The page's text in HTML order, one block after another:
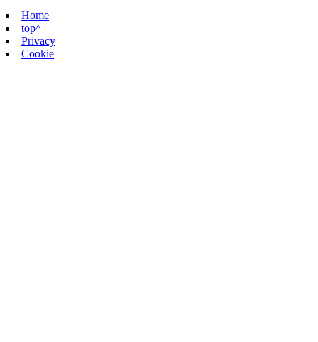
Home
top^
Privacy
Cookie